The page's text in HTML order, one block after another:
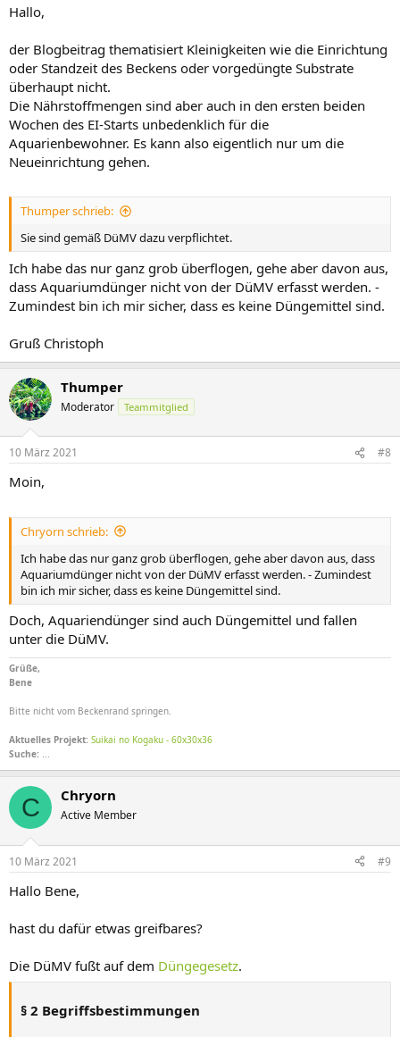
Hallo,
der Blogbeitrag thematisiert Kleinigkeiten wie die Einrichtung
oder Standzeit des Beckens oder vorgedüngte Substrate
überhaupt nicht.
Die Nährstoffmengen sind aber auch in den ersten beiden
Wochen des EI-Starts unbedenklich für die
Aquarienbewohner. Es kann also eigentlich nur um die
Neueinrichtung gehen.
Thumper schrieb:
Sie sind gemäß DüMV dazu verpflichtet.
Ich habe das nur ganz grob überflogen, gehe aber davon aus,
dass Aquariumdünger nicht von der DüMV erfasst werden. -
Zumindest bin ich mir sicher, dass es keine Düngemittel sind.
Gruß Christoph
Thumper
Moderator Teammitglied
10 März 2021 #8
Moin,
Chryorn schrieb:
Ich habe das nur ganz grob überflogen, gehe aber davon aus, dass
Aquariumdünger nicht von der DüMV erfasst werden. - Zumindest
bin ich mir sicher, dass es keine Düngemittel sind.
Doch, Aquariendünger sind auch Düngemittel und fallen
unter die DüMV.
Grüße,
Bene
Bitte nicht vom Beckenrand springen.
Aktuelles Projekt: Suikai no Kogaku - 60x30x36
Suche: ...
C Chryorn
Active Member
10 März 2021 #9
Hallo Bene,
hast du dafür etwas greifbares?
Die DüMV fußt auf dem Düngegesetz.
§ 2 Begriffsbestimmungen